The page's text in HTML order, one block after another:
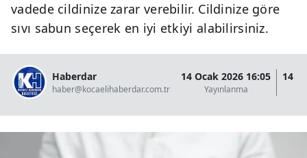
vadede cildinize zarar verebilir. Cildinize göre
sıvı sabun seçerek en iyi etkiyi alabilirsiniz.
Haberdar
haber@kocaelihaberdar.com.tr
14 Ocak 2026 16:05
Yayınlanma
14